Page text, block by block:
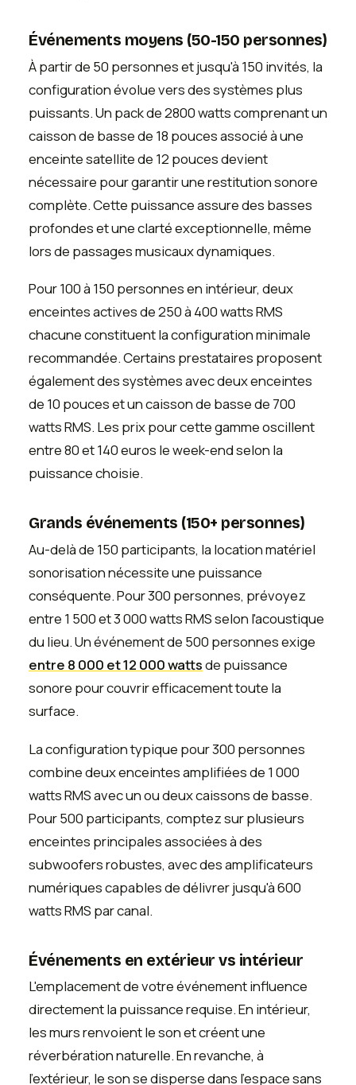
Événements moyens (50-150 personnes)
À partir de 50 personnes et jusqu'à 150 invités, la
configuration évolue vers des systèmes plus
puissants. Un pack de 2800 watts comprenant un
caisson de basse de 18 pouces associé à une
enceinte satellite de 12 pouces devient
nécessaire pour garantir une restitution sonore
complète. Cette puissance assure des basses
profondes et une clarté exceptionnelle, même
lors de passages musicaux dynamiques.
Pour 100 à 150 personnes en intérieur, deux
enceintes actives de 250 à 400 watts RMS
chacune constituent la configuration minimale
recommandée. Certains prestataires proposent
également des systèmes avec deux enceintes
de 10 pouces et un caisson de basse de 700
watts RMS. Les prix pour cette gamme oscillent
entre 80 et 140 euros le week-end selon la
puissance choisie.
Grands événements (150+ personnes)
Au-delà de 150 participants, la location matériel
sonorisation nécessite une puissance
conséquente. Pour 300 personnes, prévoyez
entre 1 500 et 3 000 watts RMS selon l'acoustique
du lieu. Un événement de 500 personnes exige
entre 8 000 et 12 000 wattsde puissance
sonore pour couvrir efficacement toute la
surface.
La configuration typique pour 300 personnes
combine deux enceintes amplifiées de 1 000
watts RMS avec un ou deux caissons de basse.
Pour 500 participants, comptez sur plusieurs
enceintes principales associées à des
subwoofers robustes, avec des amplificateurs
numériques capables de délivrer jusqu'à 600
watts RMS par canal.
Événements en extérieur vs intérieur
L'emplacement de votre événement influence
directement la puissance requise. En intérieur,
les murs renvoient le son et créent une
réverbération naturelle. En revanche, à
l'extérieur, le son se disperse dans l'espace sans